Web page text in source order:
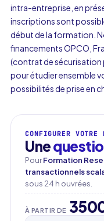
Prénom
Nom
intra-entreprise, en
inscriptions sont
début de la formation.
financements OPCO,
(contrat de
pour étudier ensemble
possibilités de prise en
CONFIGURER VOTRE
Une
PourFormation
transactionnels
sous 24 h ouvrées.
À PARTIR DE